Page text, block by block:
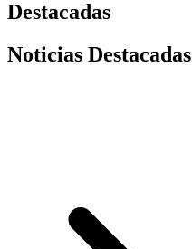
Destacadas
Noticias Destacadas